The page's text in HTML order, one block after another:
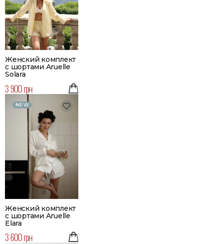
Женский комплект
с шортами Aruelle
Solara
3 900 грн
NEW
Женский комплект
с шортами Aruelle
Elara
3 600 грн